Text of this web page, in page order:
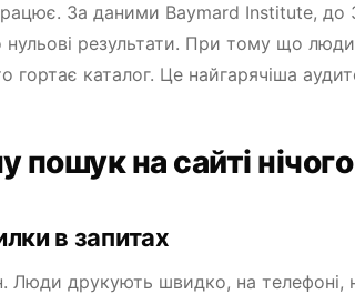
За даними Baymard Institute, до
нульові результати. При тому що
гортає каталог. Це найгарячіша
пошук на сайті
в запитах
Люди друкують швидко, на телефоні,